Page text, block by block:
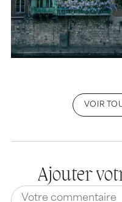
VOIR
Ajouter